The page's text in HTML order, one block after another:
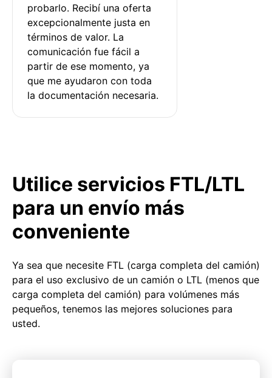
probarlo. Recibí una oferta
excepcionalmente justa en
términos de valor. La
comunicación fue fácil a
partir de ese momento, ya
que me ayudaron con toda
la documentación necesaria.
Utilice servicios FTL/LTL
para un envío más
conveniente
Ya sea que necesite FTL (carga completa del camión)
para el uso exclusivo de un camión o LTL (menos que
carga completa del camión) para volúmenes más
pequeños, tenemos las mejores soluciones para
usted.